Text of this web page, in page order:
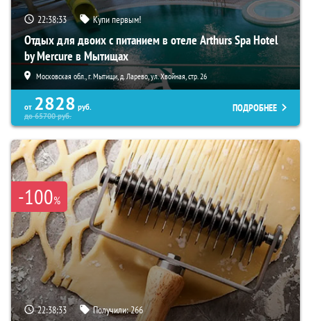
22:38:31 Купи первым!
Отдых для двоих с питанием в отеле Arthurs Spa Hotel
by Mercure в Мытищах
Московская обл., г. Мытищи, д. Ларево, ул. Хвойная, стр. 26
от 2828 руб.
до65700руб.
ПОДРОБНЕЕ
-100%
22:38:31 Получили:266